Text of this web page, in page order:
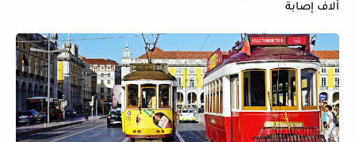
آلاف إصابة